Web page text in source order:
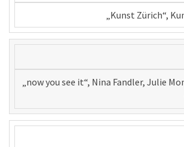
„Kunst Zürich“,
„now you see it“, Nina Fandler, Julie